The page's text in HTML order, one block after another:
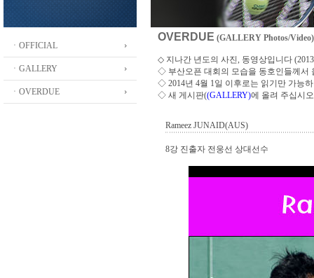
ㆍOFFICIAL
ㆍGALLERY
ㆍOVERDUE
OVERDUE (GALLERY Photos/Video)
◇ 지나간 년도의 사진, 동영상입니다
◇ 부산오픈 대회의 모습을 동호인들께서
◇ 2014년 4월 1일 이후로는 읽기만 가능
◇ 새 게시판((GALLERY)에 올려 주십시오
Rameez JUNAID(AUS)
8강 진출자 전웅선 상대선수